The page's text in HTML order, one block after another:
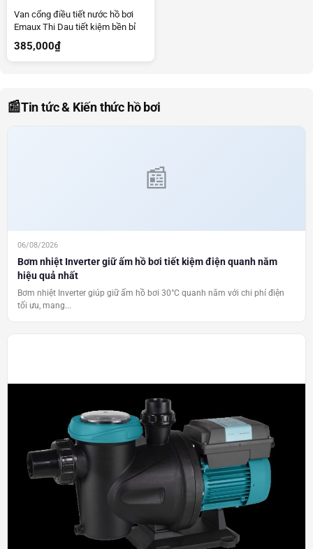
Van cổng điều tiết nước hồ bơi
Emaux Thi Dau tiết kiệm bền bỉ
385,000₫
📰Tin tức & Kiến thức hồ bơi
06/08/2026
Bơm nhiệt Inverter giữ ấm hồ bơi tiết kiệm điện quanh năm
hiệu quả nhất
Bơm nhiệt Inverter giúp giữ ấm hồ bơi 30°C quanh năm với chi phí điện
tối ưu, mang...